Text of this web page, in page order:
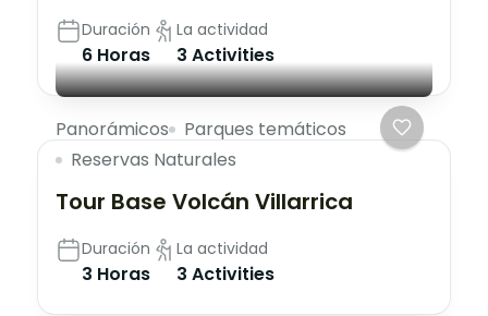
Duración
6 Horas
La actividad
3 Activities
Panorámicos
Parques temáticos
Reservas Naturales
Tour Base Volcán Villarrica
Duración
3 Horas
La actividad
3 Activities